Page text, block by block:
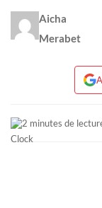
Aicha
Merabet
2 minutes de